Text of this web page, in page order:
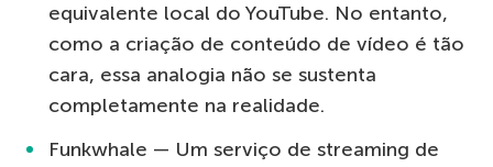
equivalente local do YouTube. No entanto,
como a criação de conteúdo de vídeo é tão
cara, essa analogia não se sustenta
completamente na realidade.
Funkwhale — Um serviço de streaming de